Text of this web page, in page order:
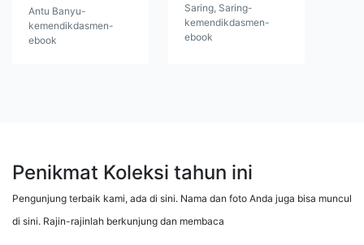
Antu Banyu-
kemendikdasmen-
ebook
Saring, Saring-
kemendikdasmen-
ebook
Penikmat Koleksi tahun ini
Pengunjung terbaik kami, ada di sini. Nama dan foto Anda juga bisa muncul
di sini. Rajin-rajinlah berkunjung dan membaca